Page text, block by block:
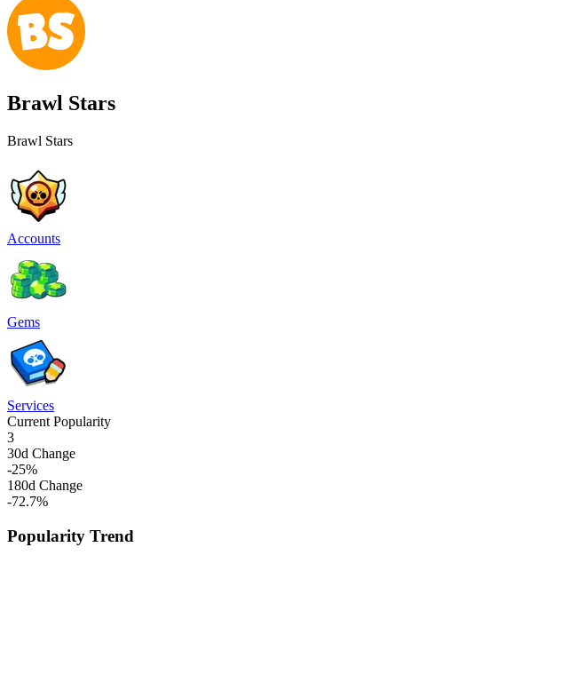
Brawl Stars
Brawl Stars
Accounts
Gems
Services
Current Popularity
3
30d Change
-25%
180d Change
-72.7%
Popularity Trend